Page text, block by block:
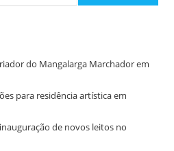
do Mangalarga Marchador em
para residência artística em
de novos leitos no